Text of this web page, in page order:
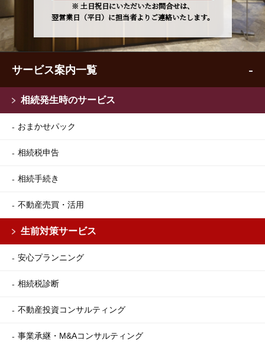
※ 土日祝日にいただいたお問合せは、
翌営業日（平日）に担当者よりご連絡いたします。
サービス案内一覧
相続発生時のサービス
おまかせパック
相続税申告
相続手続き
不動産売買・活用
生前対策サービス
安心プランニング
相続税診断
不動産投資コンサルティング
事業承継・M&Aコンサルティング